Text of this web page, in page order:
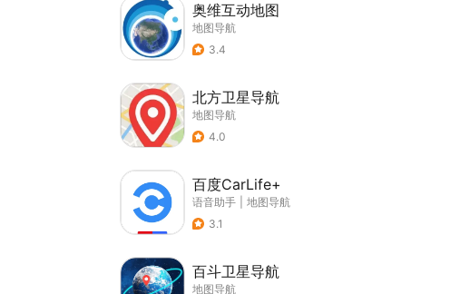
奥维互动地图
地图导航
3.4
北方卫星导航
地图导航
4.0
百度CarLife+
语音助手
地图导航
3.1
百斗卫星导航
地图导航